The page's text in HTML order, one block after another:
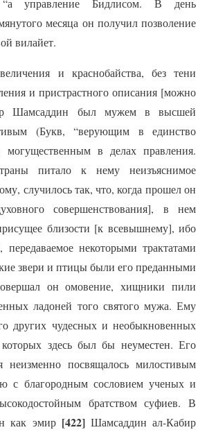
управление Бидлисом. В день
месяца он получил позволение
вилайет.
и краснобайства, без тени
и пристрастного описания [можно
Шамсаддин был мужем в высшей
(Букв, “верующим в единство
в делах правления.
питало к нему неизъяснимое
случилось так, что, когда прошел он
совершенствования], в нем
близости [к всевышнему], ибо
передаваемое некоторыми трактатами
звери и птицы были его преданными
он омовение, хищники пили
ладоней того святого мужа. Ему
других чудесных и необыкновенных
здесь был бы неуместен. Его
неизменно посвящалось милостивым
с благородным сословием ученых и
братством суфиев. В
как эмир [422] Шамсаддин ал-Кабир